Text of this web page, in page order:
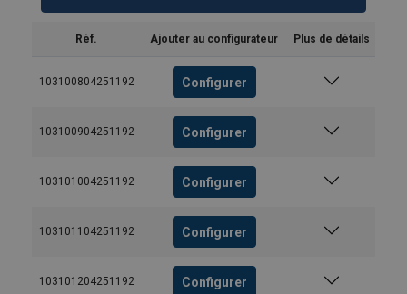
Réf. Ajouter au configurateur Plus de détails
103100804251192 Configurer
103100904251192 Configurer
103101004251192 Configurer
103101104251192 Configurer
103101204251192 Configurer